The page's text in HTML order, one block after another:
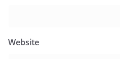
Website